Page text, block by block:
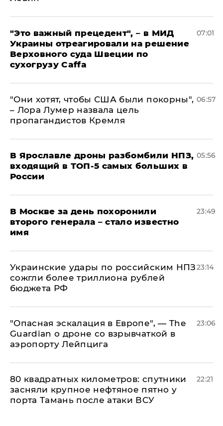
"Это важный прецедент", – в МИД
Украины отреагировали на решение
Верховного суда Швеции по
сухогрузу Caffa
07:01
"Они хотят, чтобы США были покорны",
– Лора Лумер назвала цель
пропагандистов Кремля
06:57
В Ярославле дроны разбомбили НПЗ,
входящий в ТОП-5 самых больших в
России
05:56
В Москве за день похоронили
второго генерала – стало известно
имя
23:49
Украинские удары по российским НПЗ
сожгли более триллиона рублей
бюджета РФ
23:14
"Опасная эскалация в Европе", — The
Guardian о дроне со взрывчаткой в
аэропорту Лейпцига
23:06
80 квадратных километров: спутники
засняли крупное нефтяное пятно у
порта Тамань после атаки ВСУ
22:21